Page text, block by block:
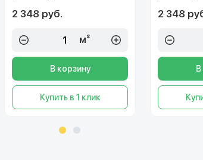
2 348 руб.
м²
В корзину
Купить в 1 клик
2 348